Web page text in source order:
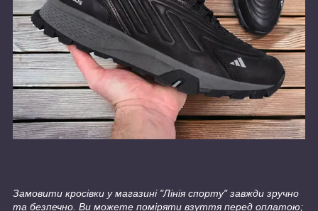
Замовити кросівки у магазині "Лінія спорту" завжди зручно
та безпечно. Ви можете поміряти взуття перед оплатою;